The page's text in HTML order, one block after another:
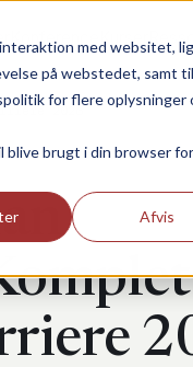
med websitet,
på webstedet, samt til
for flere oplysninger
blive brugt i din browser
Afvis
Konference Kurser
2026